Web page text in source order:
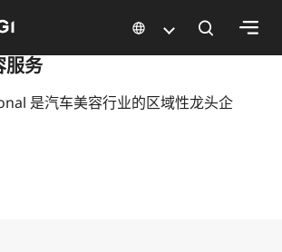
服务
是汽车美容行业的区域性龙头企